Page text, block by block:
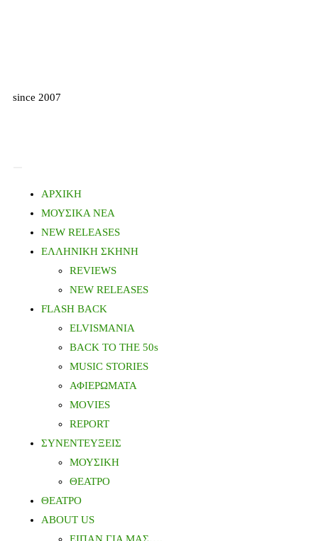
since 2007
ΑΡΧΙΚΗ
ΜΟΥΣΙΚΑ ΝΕΑ
NEW RELEASES
ΕΛΛΗΝΙΚΗ ΣΚΗΝΗ
REVIEWS
NEW RELEASES
FLASH BACK
ELVISMANIA
BACK TO THE 50s
MUSIC STORIES
ΑΦΙΕΡΩΜΑΤΑ
MOVIES
REPORT
ΣΥΝΕΝΤΕΥΞΕΙΣ
ΜΟΥΣΙΚΗ
ΘΕΑΤΡΟ
ΘΕΑΤΡΟ
ABOUT US